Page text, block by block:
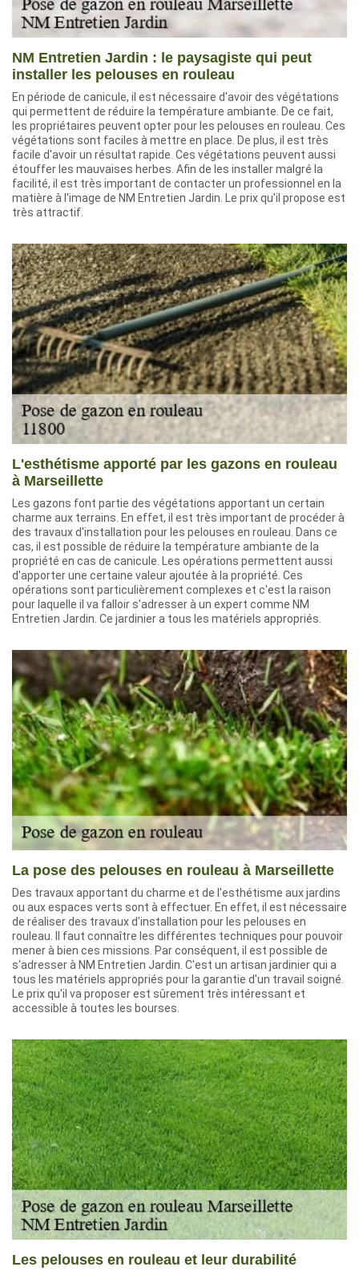
NM Entretien Jardin : le paysagiste qui peut
installer les pelouses en rouleau
En période de canicule, il est nécessaire d'avoir des végétations
qui permettent de réduire la température ambiante. De ce fait,
les propriétaires peuvent opter pour les pelouses en rouleau. Ces
végétations sont faciles à mettre en place. De plus, il est très
facile d'avoir un résultat rapide. Ces végétations peuvent aussi
étouffer les mauvaises herbes. Afin de les installer malgré la
facilité, il est très important de contacter un professionnel en la
matière à l'image de NM Entretien Jardin. Le prix qu'il propose est
très attractif.
L'esthétisme apporté par les gazons en rouleau
à Marseillette
Les gazons font partie des végétations apportant un certain
charme aux terrains. En effet, il est très important de procéder à
des travaux d'installation pour les pelouses en rouleau. Dans ce
cas, il est possible de réduire la température ambiante de la
propriété en cas de canicule. Les opérations permettent aussi
d'apporter une certaine valeur ajoutée à la propriété. Ces
opérations sont particulièrement complexes et c'est la raison
pour laquelle il va falloir s'adresser à un expert comme NM
Entretien Jardin. Ce jardinier a tous les matériels appropriés.
La pose des pelouses en rouleau à Marseillette
Des travaux apportant du charme et de l'esthétisme aux jardins
ou aux espaces verts sont à effectuer. En effet, il est nécessaire
de réaliser des travaux d'installation pour les pelouses en
rouleau. Il faut connaître les différentes techniques pour pouvoir
mener à bien ces missions. Par conséquent, il est possible de
s'adresser à NM Entretien Jardin. C'est un artisan jardinier qui a
tous les matériels appropriés pour la garantie d'un travail soigné.
Le prix qu'il va proposer est sûrement très intéressant et
accessible à toutes les bourses.
Les pelouses en rouleau et leur durabilité